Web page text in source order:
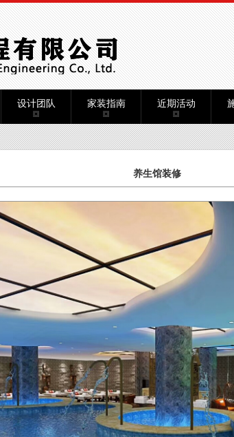
设计团队 家装指南 近期活动
养生馆装修